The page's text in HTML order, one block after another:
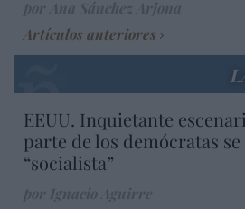
Artículos anteriores
EEUU. Inquietante
parte de los demócratas
“socialista”